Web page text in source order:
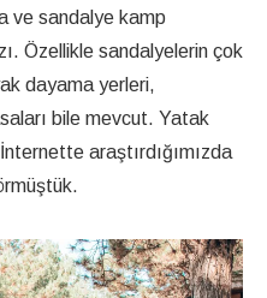
ve sandalye kamp
Özellikle sandalyelerin çok
dayama yerleri,
bile mevcut. Yatak
İnternette araştırdığımızda